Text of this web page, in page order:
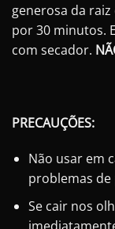
generosa da
por 30 minutos.
com secador.
PRECAUÇÕES:
Não usar em
problemas de
Se cair nos